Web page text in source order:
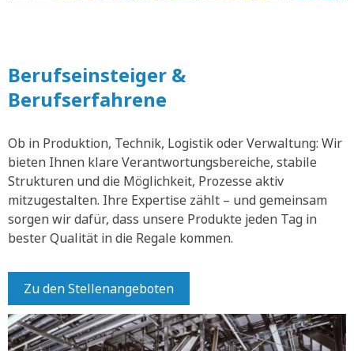
Berufseinsteiger &
Berufserfahrene
Ob in Produktion, Technik, Logistik oder Verwaltung: Wir
bieten Ihnen klare Verantwortungsbereiche, stabile
Strukturen und die Möglichkeit, Prozesse aktiv
mitzugestalten. Ihre Expertise zählt – und gemeinsam
sorgen wir dafür, dass unsere Produkte jeden Tag in
bester Qualität in die Regale kommen.
Zu den Stellenangeboten